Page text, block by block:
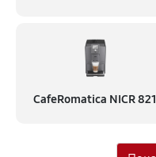
CafeRomatica NICR 821